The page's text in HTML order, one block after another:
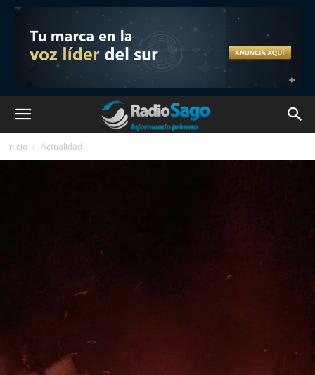
Inicio Actualidad